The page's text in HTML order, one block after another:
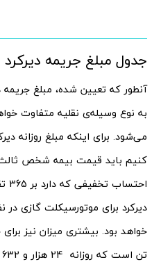
جدول مبلغ جریمه
آنطور که تعیین شده، مبلغ
به نوع وسیله‌ی نقلیه متفاوت
می‌شود. برای اینکه مبلغ روزانه
کنیم باید قیمت بیمه شخص‌
تن است که روزانه 24 هزار و 632 تومان برآورد شده است.